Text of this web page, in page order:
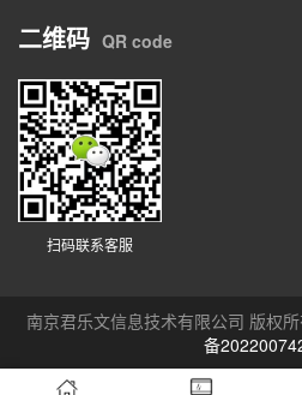
二维码 QR code
扫码联系客服
南京君乐文信息技术有限公司 版权
备